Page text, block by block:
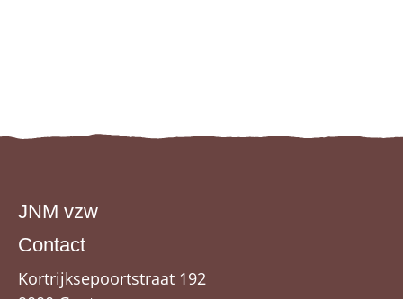
JNM vzw
Contact
Kortrijksepoortstraat 192